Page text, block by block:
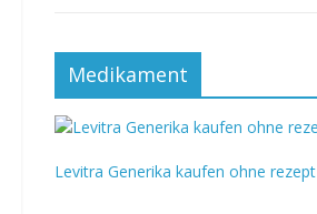
Medikament
Levitra Generika kaufen ohne rezept